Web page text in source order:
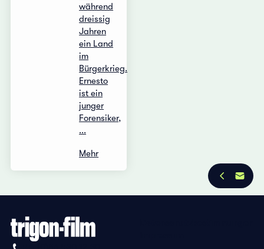
während
dreissig
Jahren
ein Land
im
Bürgerkrieg.
Ernesto
ist ein
junger
Forensiker,
...
Mehr